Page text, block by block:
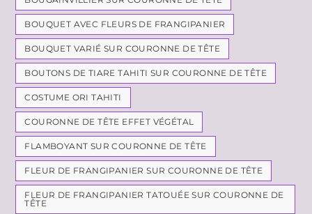
BOUQUET AVEC FLEURS DE FRANGIPANIER
BOUQUET VARIÉ SUR COURONNE DE TÊTE
BOUTONS DE TIARE TAHITI SUR COURONNE DE TÊTE
COSTUME ORI TAHITI
COURONNE DE TÊTE EFFET VÉGÉTAL
FLAMBOYANT SUR COURONNE DE TÊTE
FLEUR DE FRANGIPANIER SUR COURONNE DE TÊTE
FLEUR DE FRANGIPANIER TATOUÉE SUR COURONNE DE
TÊTE